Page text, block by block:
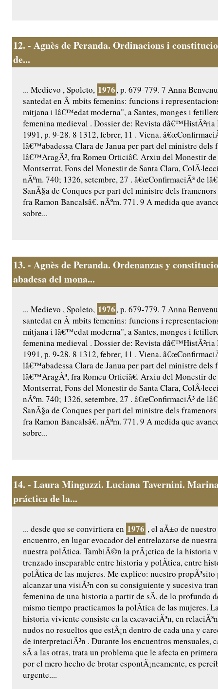
12. - Agnès de Peranda. Ordinacions i
de...
... Medievo , Spoleto, 1976, p. 679-779. 7 Anna
santedat en Ã mbits femenins: funcions i
mitjana i lâ€™edat moderna", a Santes, monges i
femenina medieval . Dossier de: Revista dâ€™HistÃ²ria
1991, p. 9-28. 8 1312, febrer, 11 . Viena.
lâ€™abadessa Clara de Janua per part del ministre dels
lâ€™AragÃ³, fra Romeu Orticiâ€. Arxiu del Monestir de
Montserrat, Fons del Monestir de Santa Clara,
nÃºm. 740; 1326, setembre, 27 . â€œConfirmaciÃ³ de
SanÃ§a de Conques per part del ministre dels
fra Ramon Bancalsâ€. nÃºm. 771. 9 A medida que
sobre...
13. - Agnès de Peranda. Ordenanzas y
abadesa del mona...
... Medievo , Spoleto, 1976, p. 679-779. 7 Anna
santedat en Ã mbits femenins: funcions i
mitjana i lâ€™edat moderna", a Santes, monges i
femenina medieval . Dossier de: Revista dâ€™HistÃ²ria
1991, p. 9-28. 8 1312, febrer, 11 . Viena.
lâ€™abadessa Clara de Janua per part del ministre dels
lâ€™AragÃ³, fra Romeu Orticiâ€. Arxiu del Monestir de
Montserrat, Fons del Monestir de Santa Clara,
nÃºm. 740; 1326, setembre, 27 . â€œConfirmaciÃ³ de
SanÃ§a de Conques per part del ministre dels
fra Ramon Bancalsâ€. nÃºm. 771. 9 A medida que
sobre...
14. - Laura Minguzzi. Luciana Tavernini.
práctica de la...
... desde que se convirtiera en 1976 , el aÃ±o de
encuentro, en lugar evocador del entrelazarse de
nuestra polÃ­tica. TambiÃ©n la prÃ¡ctica de la historia
trenzado inseparable entre historia y polÃ­tica, entre
polÃ­tica de las mujeres. Me explico: nuestro propÃ³sito
alcanzar una visiÃ³n con su consiguiente y sucesiva
femenina de una historia a partir de sÃ­, de lo profundo
mismo tiempo practicamos la polÃ­tica de las mujeres.
historia viviente consiste en la excavaciÃ³n, en
nudos no resueltos que estÃ¡n dentro de cada una y
de interpretaciÃ³n . Durante los encuentros mensuales,
sÃ­ a las otras, trata un problema que le afecta en
por el mero hecho de brotar espontÃ¡neamente, es
urgente....